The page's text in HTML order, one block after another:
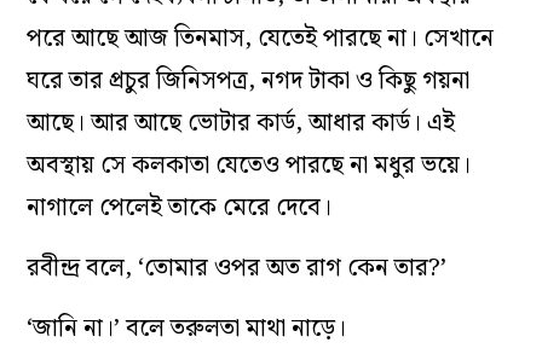
পরে আছে আজ তিনমাস, যেতেই পারছে না। সেখানে
ঘরে তার প্রচুর জিনিসপত্র, নগদ টাকা ও কিছু গয়না
আছে। আর আছে ভোটার কার্ড, আধার কার্ড। এই
অবস্থায় সে কলকাতা যেতেও পারছে না মধুর ভয়ে।
নাগালে পেলেই তাকে মেরে দেবে।
রবীন্দ্র বলে, ‘তোমার ওপর অত রাগ কেন তার?’
‘জানি না।’ বলে তরুলতা মাথা নাড়ে।